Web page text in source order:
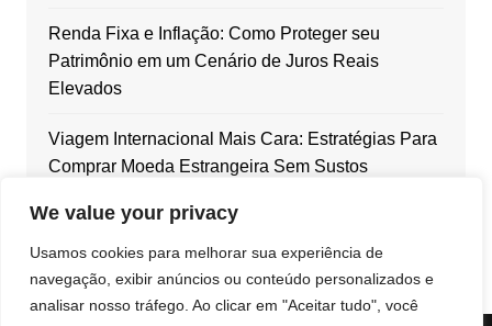
We value your privacy
Usamos cookies para melhorar sua experiência de
navegação, exibir anúncios ou conteúdo personalizados e
analisar nosso tráfego. Ao clicar em "Aceitar tudo", você
Renda Fixa e Inflação: Como Proteger seu
Patrimônio em um Cenário de Juros Reais
Elevados
Viagem Internacional Mais Cara: Estratégias Para
Comprar Moeda Estrangeira Sem Sustos
Dólar em Alta: Como Blindar Seu Patrimônio com
Ativos Internacionais